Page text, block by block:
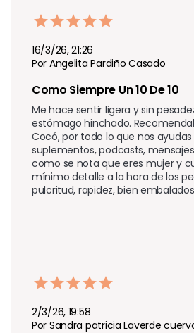
16/3/26, 21:26
Por Angelita Pardiño Casado
Como Siempre Un 10 De 10
Me hace sentir ligera y sin
estómago hinchado.
Cocó, por todo lo que nos
suplementos, podcasts,
como se nota que eres mujer y
mínimo detalle a la hora de los
pulcritud, rapidez, bien
2/3/26, 19:58
Por Sandra patricia Laverde